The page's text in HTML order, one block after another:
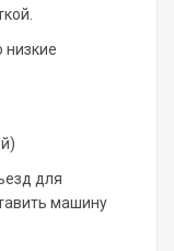
низкие
для
машину